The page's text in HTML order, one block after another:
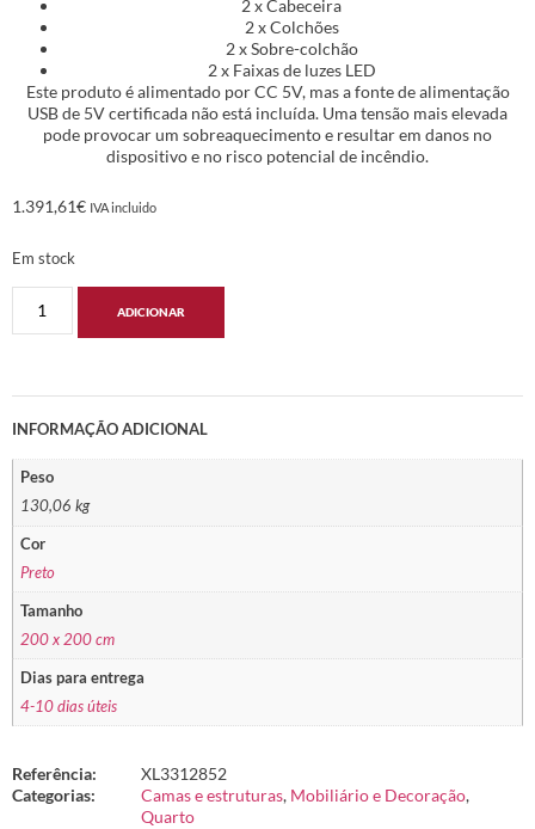
2 x Cabeceira
2 x Colchões
2 x Sobre-colchão
2 x Faixas de luzes LED
Este produto é alimentado por CC 5V, mas a fonte de alimentação
USB de 5V certificada não está incluída. Uma tensão mais elevada
pode provocar um sobreaquecimento e resultar em danos no
dispositivo e no risco potencial de incêndio.
1.391,61€ IVA incluido
Em stock
ADICIONAR
INFORMAÇÃO ADICIONAL
Peso
130,06 kg
Cor
Preto
Tamanho
200 x 200 cm
Dias para entrega
4-10 dias úteis
Referência:
XL3312852
Categorias:
Camas e estruturas, Mobiliário e Decoração,
Quarto